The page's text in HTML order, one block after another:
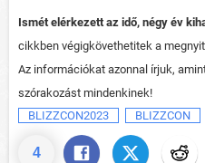
4
Ismét elérkezett az idő, négy év
cikkben végigkövethetitek a
Az információkat azonnal írjuk,
szórakozást mindenkinek!
BLIZZCON2023
BLIZZCON